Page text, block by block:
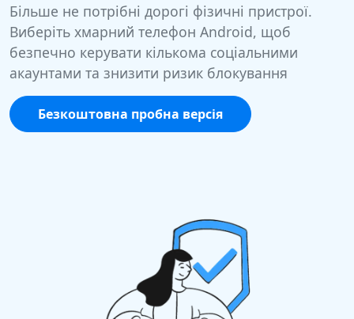
Більше не потрібні дорогі фізичні пристрої.
Виберіть хмарний телефон Android, щоб
безпечно керувати кількома соціальними
акаунтами та знизити ризик блокування
Безкоштовна пробна версія